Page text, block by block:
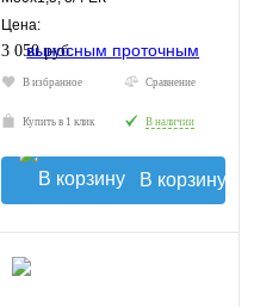
Цена:
3 050 руб.
В избранное Сравнение
Купить в 1 клик В наличии
В корзину